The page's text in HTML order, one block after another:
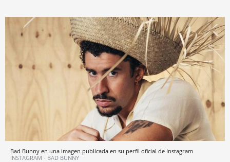
Bad Bunny en una imagen publicada en su perfil oficial de Instagram
INSTAGRAM - BAD BUNNY